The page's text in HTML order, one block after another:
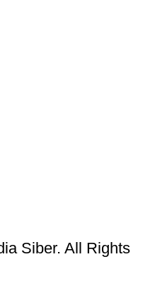
Siber. All Rights